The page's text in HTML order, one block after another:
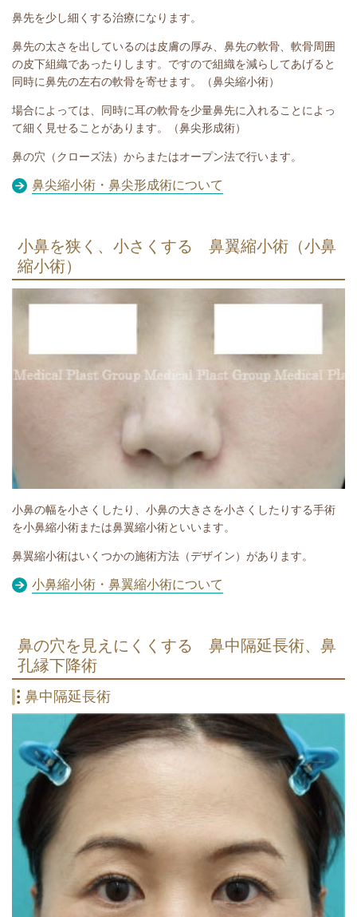
鼻先を少し細くする治療になります。
鼻先の太さを出しているのは皮膚の厚み、鼻先の軟骨、軟骨周囲
の皮下組織であったりします。ですので組織を減らしてあげると
同時に鼻先の左右の軟骨を寄せます。（鼻尖縮小術）
場合によっては、同時に耳の軟骨を少量鼻先に入れることによっ
て細く見せることがあります。（鼻尖形成術）
鼻の穴（クローズ法）からまたはオープン法で行います。
鼻尖縮小術・鼻尖形成術について
小鼻を狭く、小さくする 鼻翼縮小術（小鼻
縮小術）
小鼻の幅を小さくしたり、小鼻の大きさを小さくしたりする手術
を小鼻縮小術または鼻翼縮小術といいます。
鼻翼縮小術はいくつかの施術方法（デザイン）があります。
小鼻縮小術・鼻翼縮小術について
鼻の穴を見えにくくする 鼻中隔延長術、鼻
孔縁下降術
鼻中隔延長術